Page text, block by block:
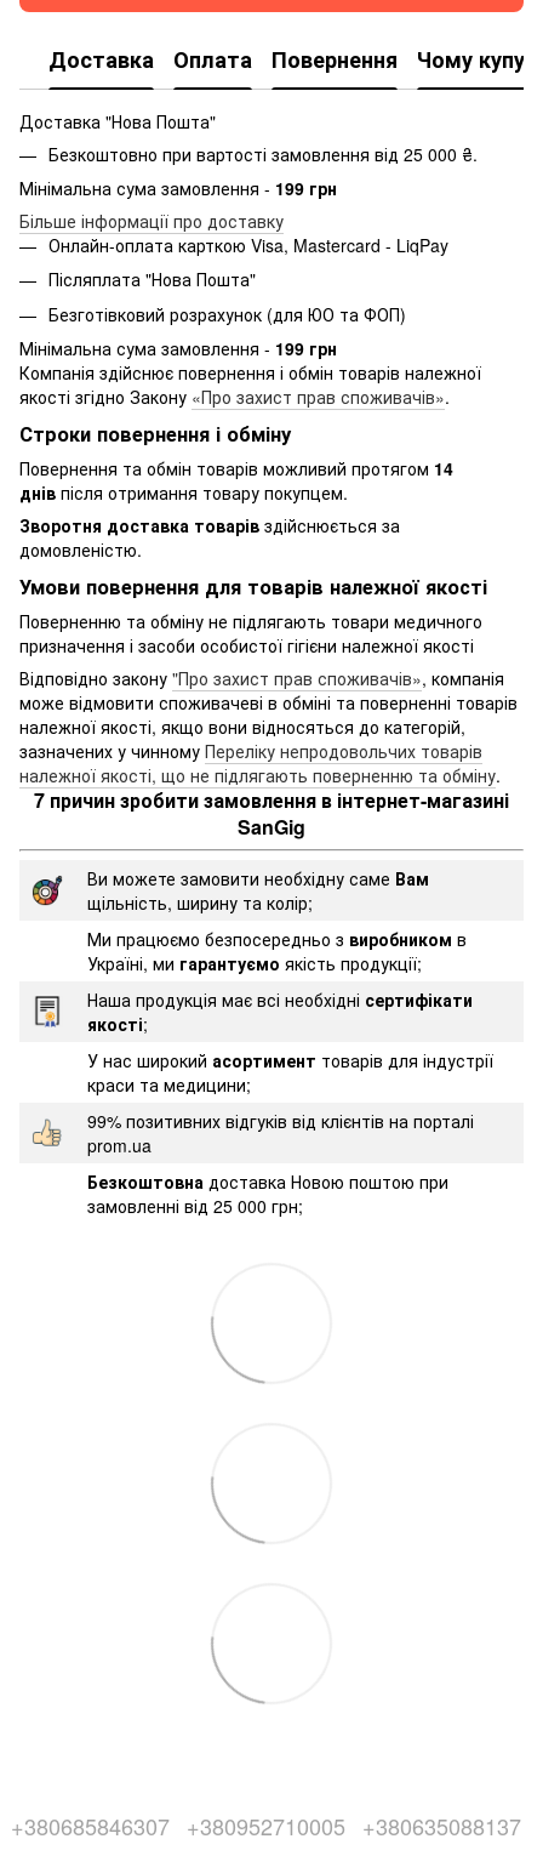
Доставка Оплата Повернення Чому
Доставка "Нова Пошта"
Безкоштовно при вартості замовлення від 25 000 ₴.
Мінімальна сума замовлення - 199 грн
Більше інформації про доставку
Онлайн-оплата карткою Visa, Mastercard - LiqPay
Післяплата "Нова Пошта"
Безготівковий розрахунок (для ЮО та ФОП)
Мінімальна сума замовлення - 199 грн
Компанія здійснює повернення і обмін товарів належної
якості згідно Закону «Про захист прав споживачів».
Строки повернення і обміну
Повернення та обмін товарів можливий протягом 14
днів після отримання товару покупцем.
Зворотня доставка товарів здійснюється за
домовленістю.
Умови повернення для товарів належної якості
Поверненню та обміну не підлягають товари медичного
призначення і засоби особистої гігієни належної якості
Відповідно закону "Про захист прав споживачів», компанія
може відмовити споживачеві в обміні та поверненні товарів
належної якості, якщо вони відносяться до категорій,
зазначених у чинному Переліку непродовольчих товарів
належної якості, що не підлягають поверненню та обміну.
7 причин зробити замовлення в інтернет-магазині
SanGig
Ви можете замовити необхідну саме Вам
щільність, ширину та колір;
Ми працюємо безпосередньо з виробником в
Україні, ми гарантуємо якість продукції;
Наша продукція має всі необхідні сертифікати
якості;
У нас широкий асортимент товарів для індустрії
краси та медицини;
99% позитивних відгуків від клієнтів на порталі
prom.ua
Безкоштовна доставка Новою поштою при
замовленні від 25 000 грн;
+380685846307 +380952710005 +380635088137